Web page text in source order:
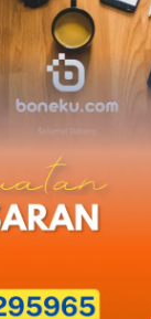
Sudirman Sulaiman
Kabupaten Sidrap
WITA
Bone
Pesan